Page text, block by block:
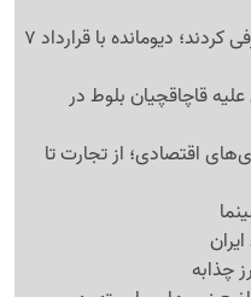
کهکشانی‌ها شکار بزرگ خود را معرفی کردند؛ دیومانده با قرارداد 7
قاچاقچیان بلوط در
اقتصادی؛ از تجارت تا